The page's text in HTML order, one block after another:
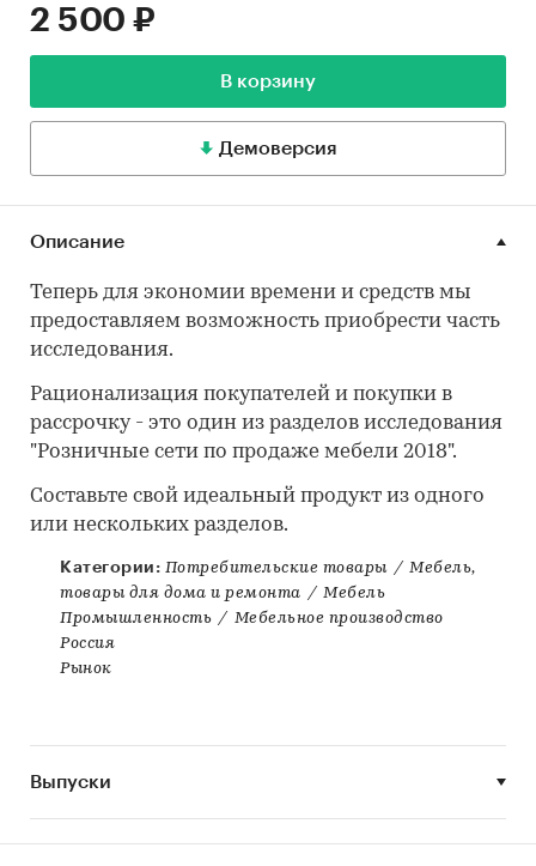
2 500 ₽
В корзину
Демоверсия
Описание
Теперь для экономии времени и средств мы
предоставляем возможность приобрести часть
исследования.
Рационализация покупателей и покупки в
рассрочку - это один из разделов исследования
"Розничные сети по продаже мебели 2018".
Составьте свой идеальный продукт из одного
или нескольких разделов.
Категории: Потребительские товары / Мебель,
товары для дома и ремонта / Мебель
Промышленность / Мебельное производство
Россия
Рынок
Выпуски